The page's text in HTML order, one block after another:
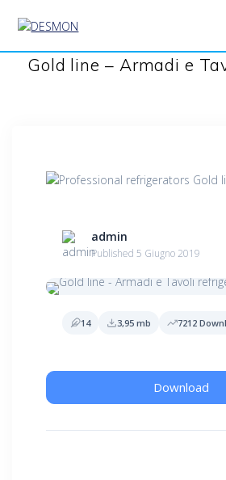
Gold line – Armadi e
admin
Published 5 Giugno 2019
14 3,95 mb 7212
Download